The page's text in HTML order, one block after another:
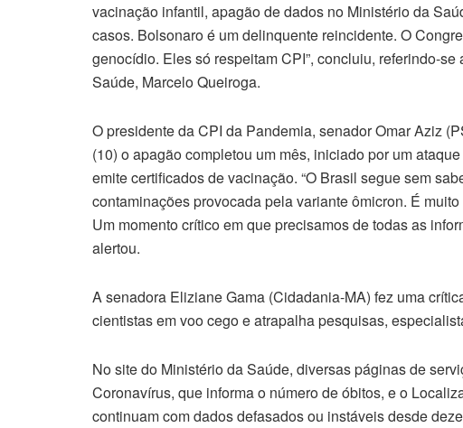
vacinação infantil, apagão de dados no Ministério da
casos. Bolsonaro é um delinquente reincidente. O
genocídio. Eles só respeitam CPI”, concluiu, referindo-
Saúde, Marcelo Queiroga.
O presidente da CPI da Pandemia, senador Omar Aziz
(10) o apagão completou um mês, iniciado por um
emite certificados de vacinação. “O Brasil segue sem
contaminações provocada pela variante ômicron. É
Um momento crítico em que precisamos de todas as
alertou.
A senadora Eliziane Gama (Cidadania-MA) fez uma
cientistas em voo cego e atrapalha pesquisas,
No site do Ministério da Saúde, diversas páginas de
Coronavírus, que informa o número de óbitos, e o
continuam com dados defasados ou instáveis desde